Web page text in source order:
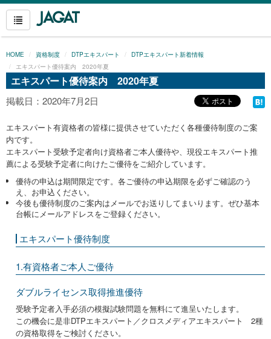
HOME 資格制度 DTPエキスパート
DTPエキスパート新着情報
エキスパート優待案内 2020年夏
エキスパート優待案内 2020年夏
掲載日：2020年7月2日
エキスパート有資格者の皆様に提供させていただく各種優待制度のご案
内です。
エキスパート受験予定者向け資格者ご本人優待や、現役エキスパート推
薦による受験予定者に向けたご優待をご紹介しています。
優待の申込は期間限定です。各ご優待の申込期限を必ずご確認のう
え、お申込ください。
今後も優待制度のご案内はメールでお送りしてまいります。ぜひ基本
台帳にメールアドレスをご登録ください。
エキスパート優待制度
1.有資格者ご本人ご優待
ダブルライセンス取得推進優待
受験予定者入手必須の模擬試験問題を無料にて進呈いたします。
この機会に是非DTPエキスパート／クロスメディアエキスパート 2種
の資格取得をご検討ください。